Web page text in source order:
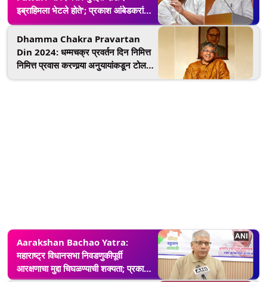
इब्राहिमला भेटले होते'; प्रकाश आंबेडकरांचे
खळबळजनक वक्तव्य
Dhamma Chakra Pravartan
Din 2024: धम्मचक्र प्रवर्तन दिन निमित्त
निमित्त प्रवास करणार्‍या अनुयायांकडून टोल
घेऊ नये; प्रकाश आंबेडकरांची मुख्यमंत्र्यांकडे
Aarakshan Bachao Yatra:
महाराष्ट्र विधानसभा निवडणुकीपूर्वी
आरक्षणाचा मुद्दा चिघळण्याची शक्यता; प्रकाश